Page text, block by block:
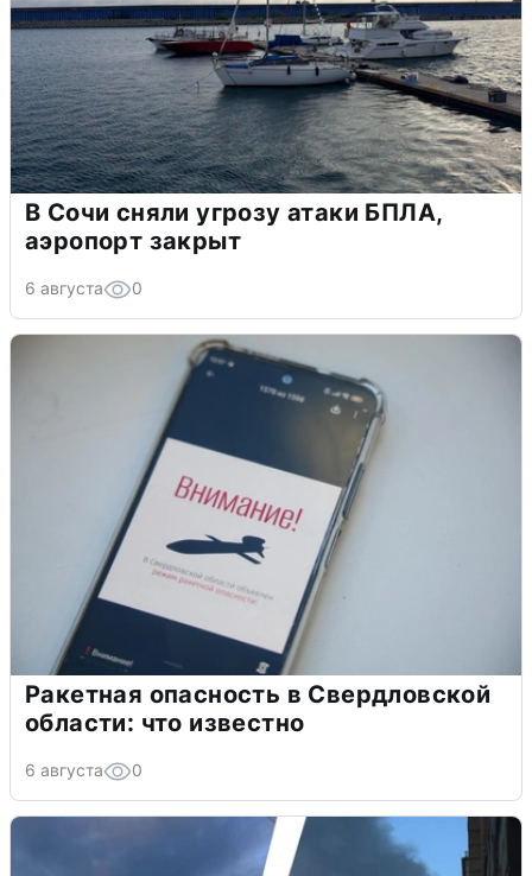
В Сочи сняли угрозу атаки БПЛА,
аэропорт закрыт
6 августа 0
Ракетная опасность в Свердловской
области: что известно
6 августа 0